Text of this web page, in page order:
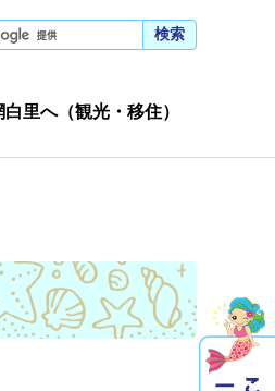
検索
里へ（観光・移住）